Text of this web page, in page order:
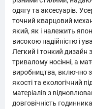
одягу та аксесуарів.
точний кварцовий
який, як і належить
високою надійністю і
Легкий і тонкий дизайн
тривалому носінні, а
виробництва, включно
якості та екологічний
матеріалів з
довговічність